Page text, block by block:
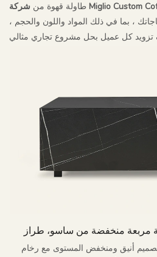
طاولة قهوة من
، بما في ذلك المواد واللون والحجم ،
تزويد كل عميل بحل مشروع تجاري مثالي
أنيق ومنخفض المستوى مع رخام